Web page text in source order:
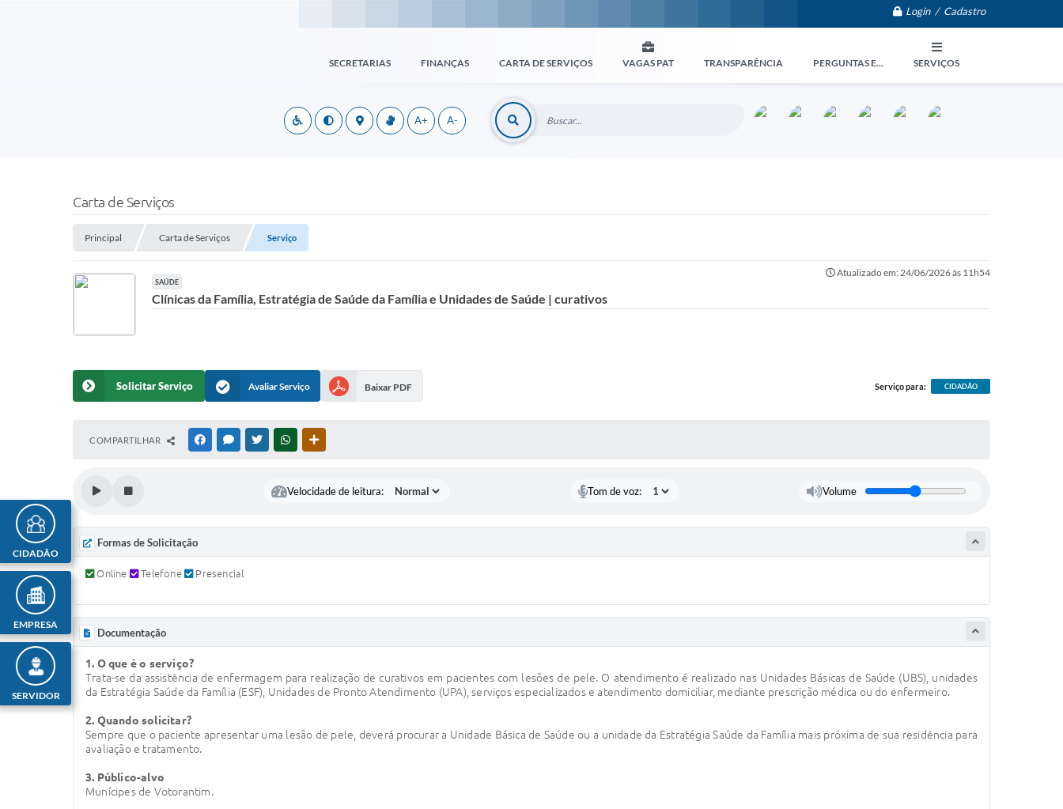
Login / Cadastro
SECRETARIAS FINANÇAS CARTA DE SERVIÇOS VAGAS PAT TRANSPARÊNCIA PERGUNTAS E... SERVIÇOS
A+ A-
CIDADÃO
EMPRESA
SERVIDOR
Carta de Serviços
Principal Carta de Serviços Serviço
Atualizado em: 24/06/2026 às 11h54
SAÚDE
Clínicas da Família, Estratégia de Saúde da Família e Unidades de Saúde | curativos
Solicitar Serviço Avaliar Serviço Baixar PDF Serviço para: CIDADÃO
COMPARTILHAR FACEBOOKMESSENGER
TWITTERWHATSAPP
Velocidade de leitura: Tom de voz: Volume
Formas de Solicitação
Online Telefone Presencial
Documentação
1. O que é o serviço?
Trata-se da assistência de enfermagem para realização de curativos em pacientes com lesões de pele. O atendimento é realizado nas Unidades Básicas de Saúde (UBS), unidades
da Estratégia Saúde da Família (ESF), Unidades de Pronto Atendimento (UPA), serviços especializados e atendimento domiciliar, mediante prescrição médica ou do enfermeiro.
2. Quando solicitar?
Sempre que o paciente apresentar uma lesão de pele, deverá procurar a Unidade Básica de Saúde ou a unidade da Estratégia Saúde da Família mais próxima de sua residência para
avaliação e tratamento.
3. Público-alvo
Munícipes de Votorantim.